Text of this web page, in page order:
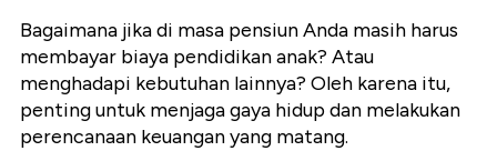
Bagaimana jika di masa pensiun Anda masih harus
membayar biaya pendidikan anak? Atau
menghadapi kebutuhan lainnya? Oleh karena itu,
penting untuk menjaga gaya hidup dan melakukan
perencanaan keuangan yang matang.